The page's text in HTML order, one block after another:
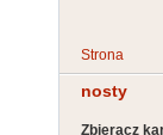
Strona
nosty
Zbieracz